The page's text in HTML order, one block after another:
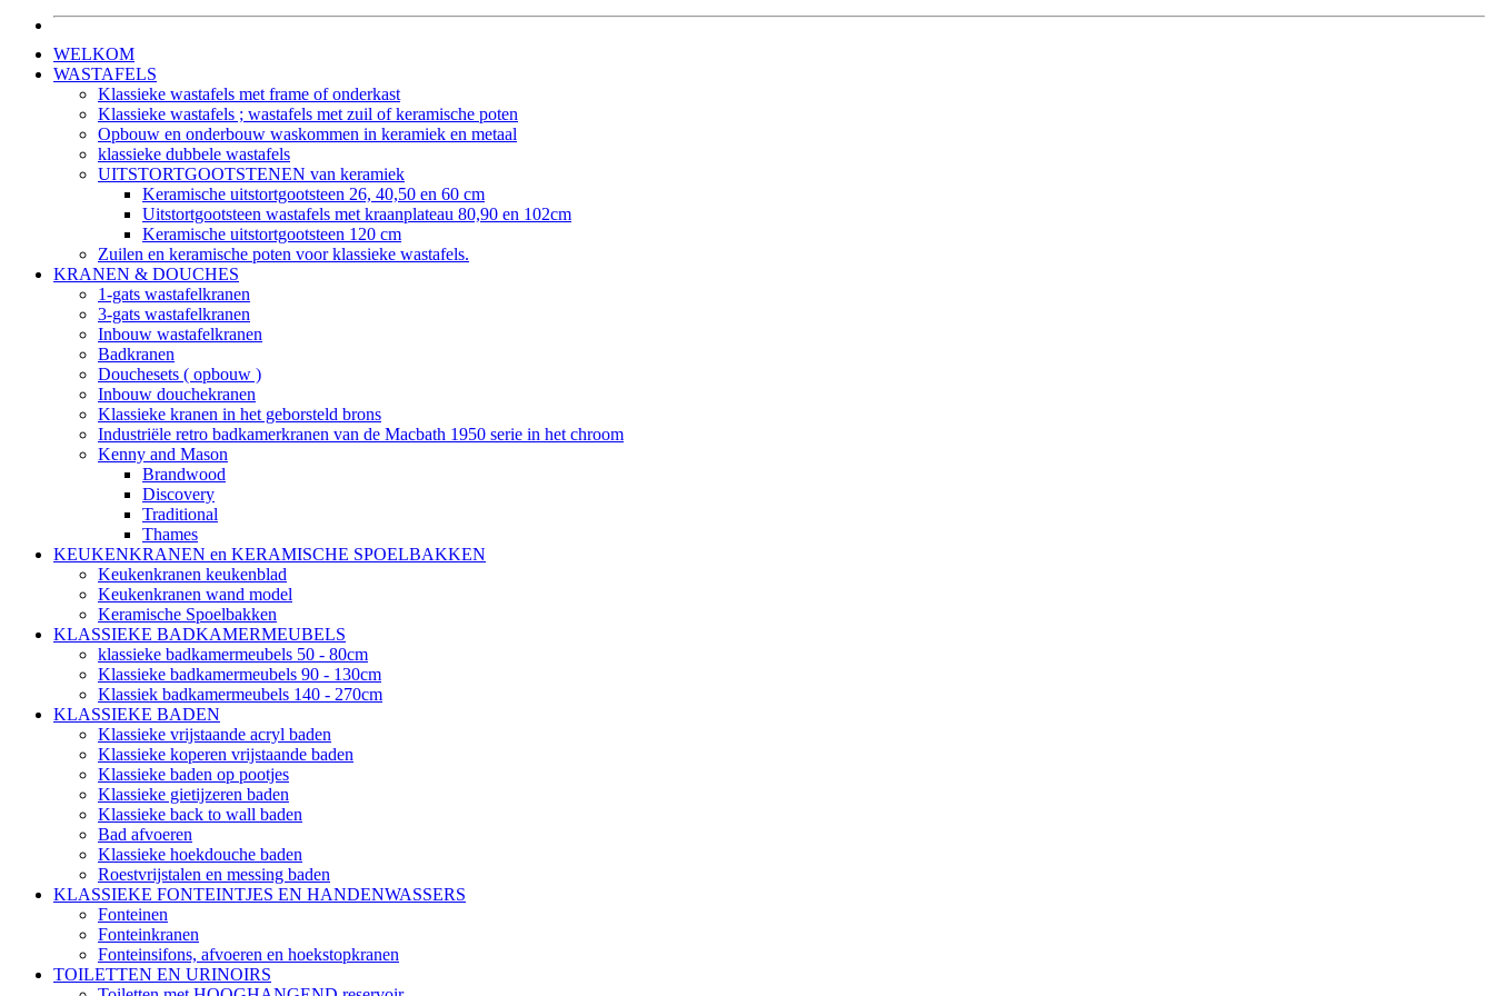
WELKOM
WASTAFELS
Klassieke wastafels met frame of onderkast
Klassieke wastafels ; wastafels met zuil of keramische poten
Opbouw en onderbouw waskommen in keramiek en metaal
klassieke dubbele wastafels
UITSTORTGOOTSTENEN van keramiek
Keramische uitstortgootsteen 26, 40,50 en 60 cm
Uitstortgootsteen wastafels met kraanplateau 80,90 en 102cm
Keramische uitstortgootsteen 120 cm
Zuilen en keramische poten voor klassieke wastafels.
KRANEN & DOUCHES
1-gats wastafelkranen
3-gats wastafelkranen
Inbouw wastafelkranen
Badkranen
Douchesets ( opbouw )
Inbouw douchekranen
Klassieke kranen in het geborsteld brons
Industriële retro badkamerkranen van de Macbath 1950 serie in het chroom
Kenny and Mason
Brandwood
Discovery
Traditional
Thames
KEUKENKRANEN en KERAMISCHE SPOELBAKKEN
Keukenkranen keukenblad
Keukenkranen wand model
Keramische Spoelbakken
KLASSIEKE BADKAMERMEUBELS
klassieke badkamermeubels 50 - 80cm
Klassieke badkamermeubels 90 - 130cm
Klassiek badkamermeubels 140 - 270cm
KLASSIEKE BADEN
Klassieke vrijstaande acryl baden
Klassieke koperen vrijstaande baden
Klassieke baden op pootjes
Klassieke gietijzeren baden
Klassieke back to wall baden
Bad afvoeren
Klassieke hoekdouche baden
Roestvrijstalen en messing baden
KLASSIEKE FONTEINTJES EN HANDENWASSERS
Fonteinen
Fonteinkranen
Fonteinsifons, afvoeren en hoekstopkranen
TOILETTEN EN URINOIRS